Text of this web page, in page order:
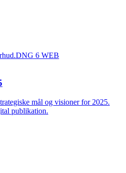
mål og visioner for 2025.
publikation.